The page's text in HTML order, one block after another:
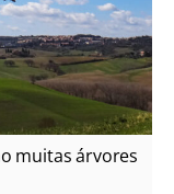
muitas árvores